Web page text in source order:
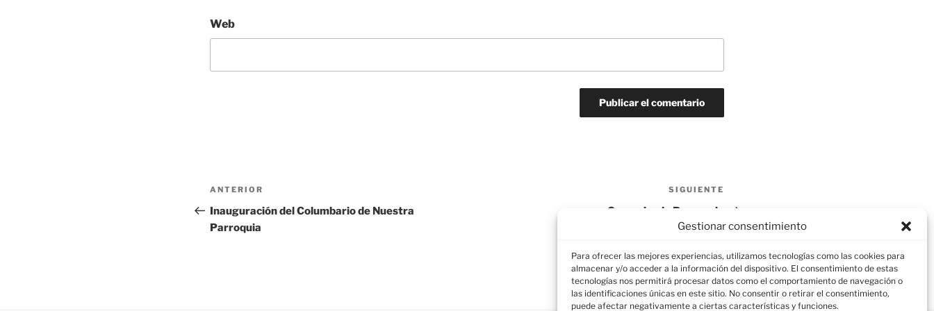
Gestionar consentimiento
Para ofrecer las mejores experiencias, utilizamos tecnologías como las cookies para
almacenar y/o acceder a la información del dispositivo. El consentimiento de estas
tecnologías nos permitirá procesar datos como el comportamiento de navegación o
las identificaciones únicas en este sitio. No consentir o retirar el consentimiento,
puede afectar negativamente a ciertas características y funciones.
Web
ANTERIOR
Inauguración del Columbario de Nuestra
Parroquia
SIGUIENTE
Comunicado Parroquia